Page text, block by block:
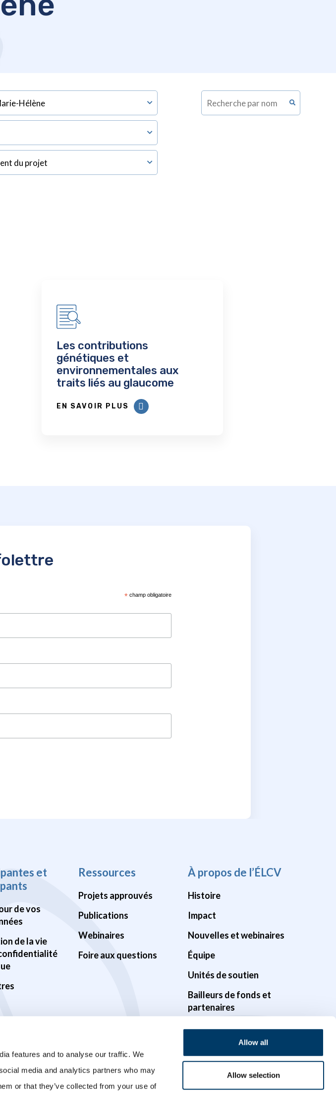
features and to analyse our traffic. We
media and analytics partners who may
or that they’ve collected from your use of
Allow all
Allow selection
Les contributions
génétiques et
environnementales aux
traits liés au glaucome
EN SAVOIR PLUS
* champ obligatoire
et
de vos
de la vie
Ressources
Projets approuvés
Publications
Webinaires
Foire aux questions
À propos de l’ÉLCV
Histoire
Impact
Nouvelles et webinaires
Équipe
Unités de soutien
Bailleurs de fonds et
partenaires
Gouvernance